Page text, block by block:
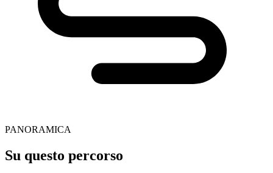
PANORAMICA
Su questo percorso